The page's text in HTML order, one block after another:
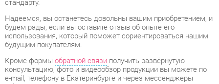
Кроме формы
консультацию, фото и видеообзор продукции вы можете по
e-mail, телефону в Екатеринбурге и через мессенджеры
Telegram и WhatsApp.
Пуфы также можно сравнить между собой в нашем шоу-
рогожка Бежевый, самостоятельно забрав его с нашего
центрального склада в г. Екатеринбург. Полный список
адресов и магазинов смотрите на страницеконтактов.